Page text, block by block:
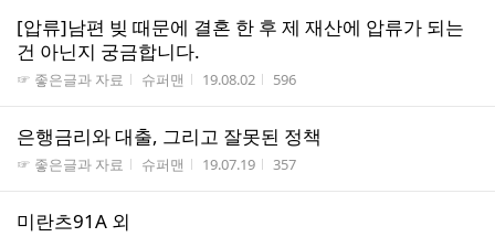
[압류]남편 빚 때문에 결혼 한 후 제 재산에 압류가 되는
건 아닌지 궁금합니다.
게시판명
☞ 좋은글과 자료 작성자
슈퍼맨 작성시간
19.08.02 조회수
596
은행금리와 대출, 그리고 잘못된 정책
게시판명
☞ 좋은글과 자료 작성자
슈퍼맨 작성시간
19.07.19 조회수
357
미란츠91A 외